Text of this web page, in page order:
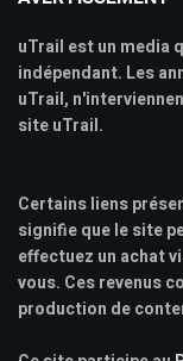
uTrail est un media
indépendant. Les
uTrail,
site uTrail.
Certains liens
signifie que le site
effectuez un achat
vous. Ces revenus
production de